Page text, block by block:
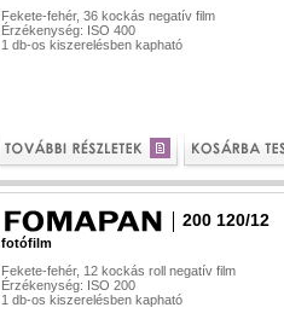
Fekete-fehér, 36 kockás negatív film
Érzékenység: ISO 400
1 db-os kiszerelésben kapható
200 120/12
fotófilm
Fekete-fehér, 12 kockás roll negatív film
Érzékenység: ISO 200
1 db-os kiszerelésben kapható